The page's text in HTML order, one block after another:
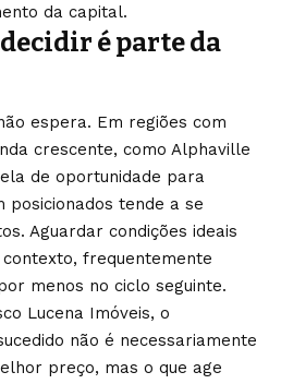
da capital.
é parte da
espera. Em regiões com
crescente, como Alphaville
de oportunidade para
posicionados tende a se
Aguardar condições ideais
frequentemente
menos no ciclo seguinte.
Lucena Imóveis, o
não é necessariamente
preço, mas o que age